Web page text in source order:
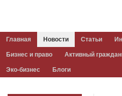
Главная Новости Статьи
Бизнес и право Активный
Эко-бизнес Блоги